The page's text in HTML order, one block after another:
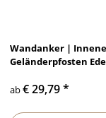
Wandanker |
Geländerpfosten
ab€ 29,79*